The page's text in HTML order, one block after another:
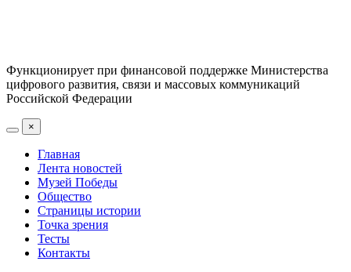
Функционирует при финансовой поддержке Министерства
цифрового развития, связи и массовых коммуникаций
Российской Федерации
×
Главная
Лента новостей
Музей Победы
Общество
Страницы истории
Точка зрения
Тесты
Контакты